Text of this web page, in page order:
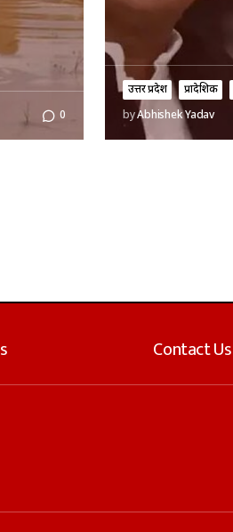
0
उत्तर प्रदेश प्रादेशिक
byAbhishek Yadav
Contact Us